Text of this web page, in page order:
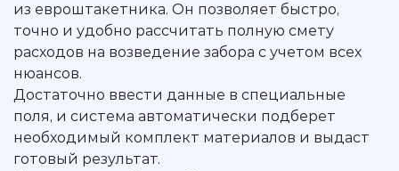
из евроштакетника. Он позволяет быстро,
точно и удобно рассчитать полную смету
расходов на возведение забора с учетом всех
нюансов.
Достаточно ввести данные в специальные
поля, и система автоматически подберет
необходимый комплект материалов и выдаст
готовый результат.